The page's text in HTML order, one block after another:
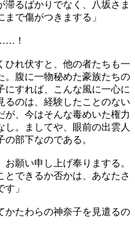
滞るばかりでなく、八坂さま
で傷がつきまする」
！
れ伏すと、他の者たちも一
。腹に一物秘めた豪族たちの
にすれば、こんな風に一心に
るのは、経験したことのない
が、今はそんな毒めいた権力
。ましてや、眼前の出雲人
部下なのである。
お願い申し上げ奉りまする。
とできるか否かは、あなたさ
」
たわらの神奈子を見遣るの